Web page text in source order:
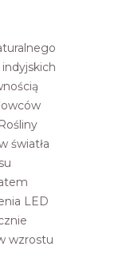
światła
LED
wzrostu